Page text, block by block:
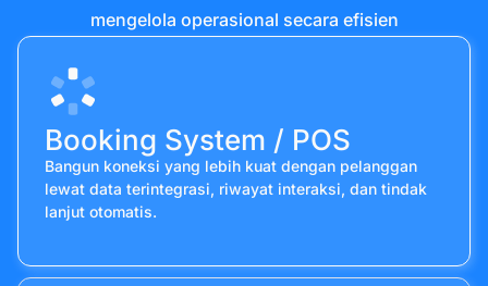
mengelola operasional secara efisien
Booking System / POS
Bangun koneksi yang lebih kuat dengan pelanggan
lewat data terintegrasi, riwayat interaksi, dan tindak
lanjut otomatis.